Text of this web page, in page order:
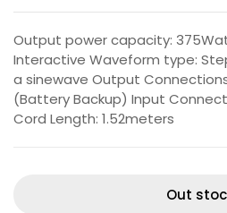
Output power capacity:
Interactive Waveform type:
a sinewave Output
(Battery Backup) Input
Cord Length: 1.52meters
Out